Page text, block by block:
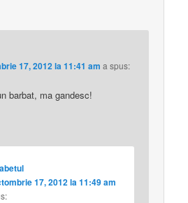
17, 2012 la 11:41 am a spus:
barbat, ma gandesc!
17, 2012 la 11:49 am